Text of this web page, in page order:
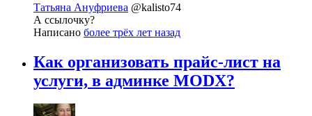
Татьяна Ануфриева @kalisto74
А ссылочку?
Написано более трёх лет назад
Как организовать прайс-лист на
услуги, в админке MODX?